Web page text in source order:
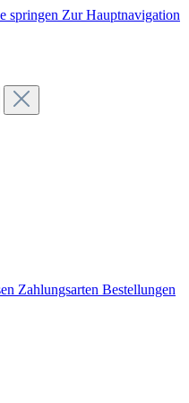
springen Zur Hauptnavigation
Zahlungsarten Bestellungen